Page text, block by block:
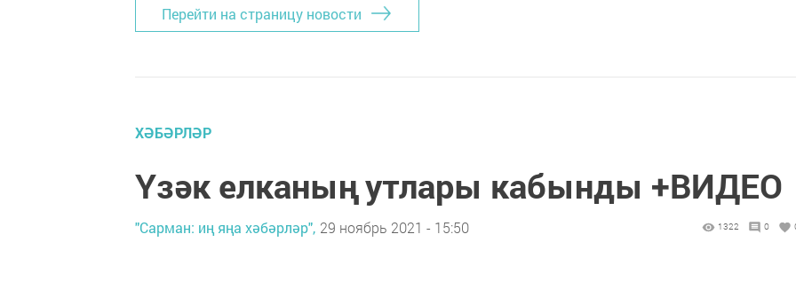
Перейти на страницу новости
ХӘБӘРЛӘР
Үзәк елканың утлары кабынды +ВИДЕО
"Сарман: иң яңа хәбәрләр", 29 ноябрь 2021 - 15:50 1322 0